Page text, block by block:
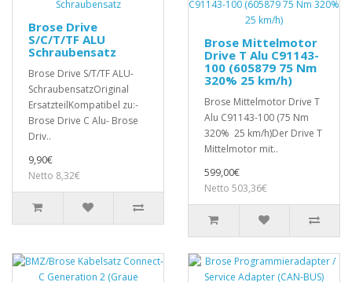
Brose Drive
S/C/T/TF ALU
Schraubensatz
Brose Drive S/T/TF ALU-
SchraubensatzOriginal
ErsatzteilKompatibel zu:-
Brose Drive C Alu- Brose
Driv..
9,90€
Netto 8,32€
Brose Mittelmotor
Drive T Alu C91143-
100 (605879 75 Nm
320% 25 km/h)
Brose Mittelmotor Drive T
Alu C91143-100 (75 Nm
320% 25 km/h)Der Drive T
Mittelmotor mit..
599,00€
Netto 503,36€